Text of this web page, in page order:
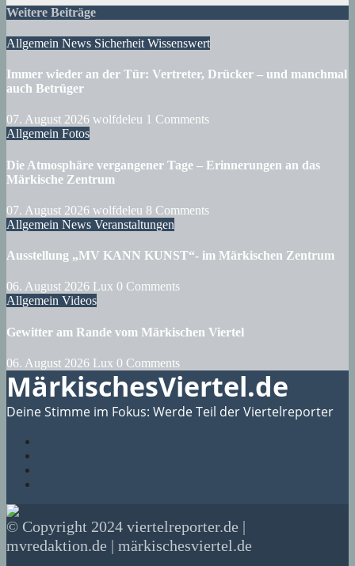
Weitere Beiträge
Allgemein News Sicherheit Wissenswert
Immer wieder an der Tür: Vertreter, Drücker – und manchmal
auch Betrüger
07. August 2026 wolfdeleu 1 Comments
Allgemein Fotos
Die Atmosphäre vergangener Tage – Erinnerungen an das
Märkische Zentrum
07. August 2026 wolfdeleu 8 Comments
Allgemein News Veranstaltungen
Ausstellung „MV KANN KUNST“- im Märkischen Zentrum
06. August 2026 Lux 0 Comments
Allgemein Videos
Gewitter am Rande vom Märkischen Viertel
06. August 2026 Lux 0 Comments
MärkischesViertel.de
Deine Stimme im Fokus: Werde Teil der Viertelreporter
© Copyright 2024 viertelreporter.de |
mvredaktion.de | märkischesviertel.de